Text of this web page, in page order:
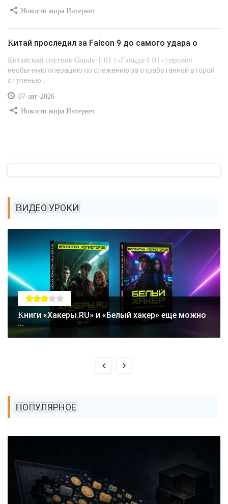
Новости мира Интернет
Китай проследил за Falcon 9 до самого удара о
Китайский спутник Gande-1 01 («Ганьдэ-1 01») провёл
необычную операцию по слежению за отработанной второй
ступенью...
07-авг-2026
Новости мира Интернет
ВИДЕО УРОКИ
Книги «Хакеры.RU» и «Белый хакер» еще можно
...
ПОПУЛЯРНОЕ